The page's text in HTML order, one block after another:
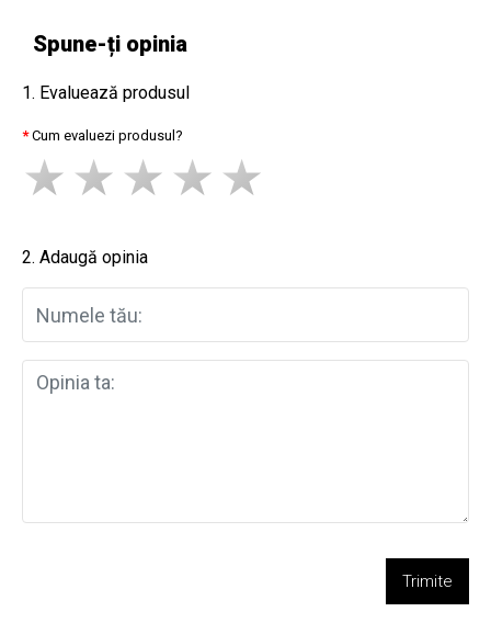
Spune-ți opinia
1. Evaluează produsul
Cum evaluezi produsul?
2. Adaugă opinia
Trimite